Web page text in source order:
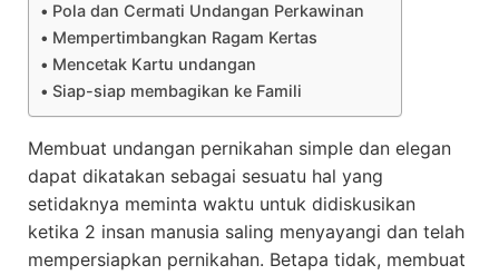
Pola dan Cermati Undangan Perkawinan
Mempertimbangkan Ragam Kertas
Mencetak Kartu undangan
Siap-siap membagikan ke Famili
Membuat undangan pernikahan simple dan elegan
dapat dikatakan sebagai sesuatu hal yang
setidaknya meminta waktu untuk didiskusikan
ketika 2 insan manusia saling menyayangi dan telah
mempersiapkan pernikahan. Betapa tidak, membuat